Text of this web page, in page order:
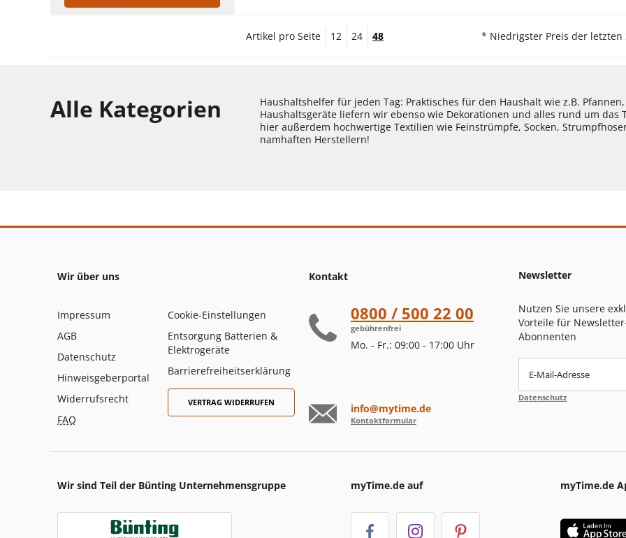
Artikel pro Seite 12 24 48 * Niedrigster Preis der letzten
Alle Kategorien
Haushaltshelfer für jeden Tag: Praktisches für den Haushalt wie z.B.
Haushaltsgeräte liefern wir ebenso wie Dekorationen und alles rund um das
hier außerdem hochwertige Textilien wie Feinstrümpfe, Socken,
namhaften Herstellern!
Wir über uns
Impressum
AGB
Datenschutz
Hinweisgeberportal
Widerrufsrecht
FAQ
Cookie-Einstellungen
Entsorgung Batterien &
Elektrogeräte
Barrierefreiheitserklärung
VERTRAG WIDERRUFEN
Kontakt
0800 / 500 22 00
gebührenfrei
Mo. - Fr.: 09:00 - 17:00 Uhr
info@mytime.de
Kontaktformular
Newsletter
Nutzen Sie unsere
Vorteile für
Abonnenten
E-Mail-Adresse
Datenschutz
Wir sind Teil der Bünting Unternehmensgruppe myTime.de auf myTime.de